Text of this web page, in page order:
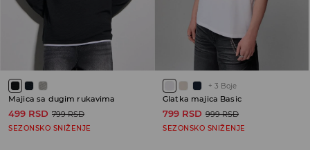
Majica sa dugim rukavima
499 RSD 799 RSD
SEZONSKO SNIŽENJE
+ 3 Boje
Glatka majica Basic
799 RSD 999 RSD
SEZONSKO SNIŽENJE